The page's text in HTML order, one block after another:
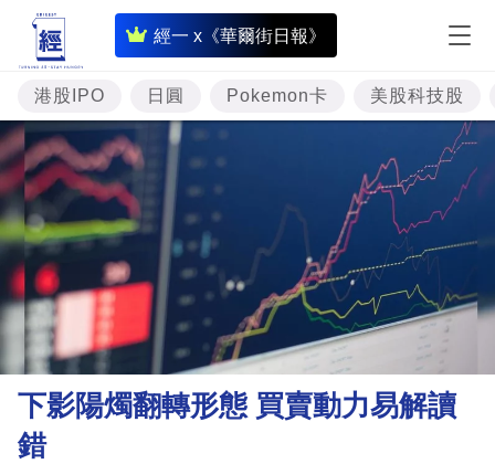
經一 x《華爾街日報》
即
時
財
經
專
投
樓
市
理
財
港股IPO 日圓 Pokemon卡 美股科技股
下影陽燭翻轉形態 買賣動力易解讀
錯